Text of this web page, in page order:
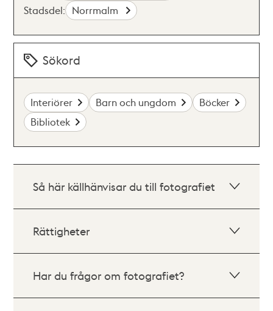
Stadsdel: Norrmalm
Sökord
Interiörer Barn och ungdom
Böcker
Bibliotek
Så här källhänvisar du till fotografiet
Rättigheter
Har du frågor om fotografiet?